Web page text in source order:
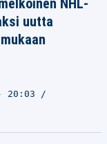
NHL-
uutta
20:03